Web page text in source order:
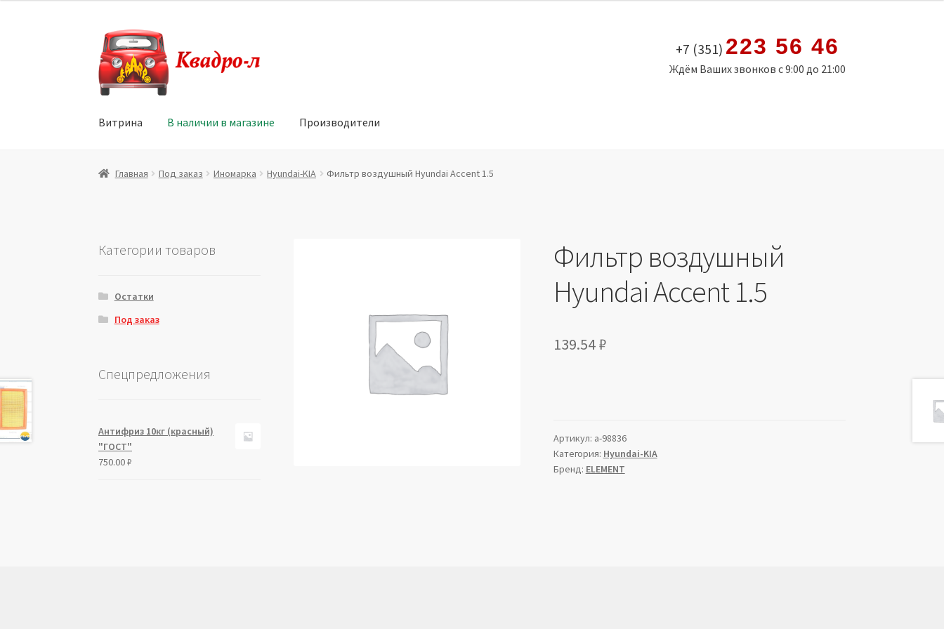
Перейти
к
навигации
Перейти
к
содержимому
+7 (351) 223 56 46
Ждём Ваших звонков с 9:00 до 21:00
Витрина В наличии в магазине Производители
Главная Витрина Мой аккаунт Политика в отношении обработки персональных данных
Главная Под заказ Иномарка Hyundai-KIA Фильтр воздушный Hyundai Accent 1.5
Фильтр воздушный
Hyundai Accent 1.5
139.54₽
Артикул: a-98836
Категория: Hyundai-KIA
Бренд: ELEMENT
Категории товаров
Остатки
Под заказ
Спецпредложения
Антифриз 10кг (красный)
"ГОСТ"
750.00₽